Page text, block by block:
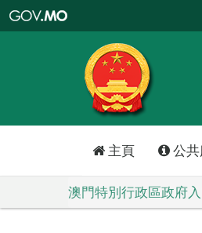
特
政
區
政
口
主頁 公共
澳門特別行政區政府